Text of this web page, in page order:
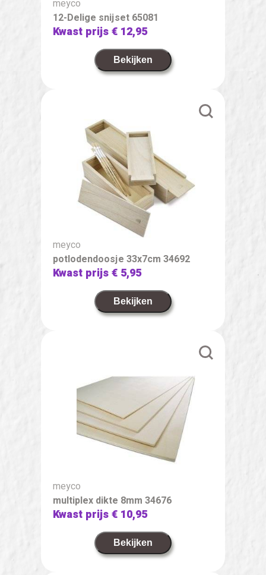
meyco
12-Delige snijset 65081
Kwast prijs€ 12,95
Bekijken
meyco
potlodendoosje 33x7cm 34692
Kwast prijs€ 5,95
Bekijken
meyco
multiplex dikte 8mm 34676
Kwast prijs€ 10,95
Bekijken